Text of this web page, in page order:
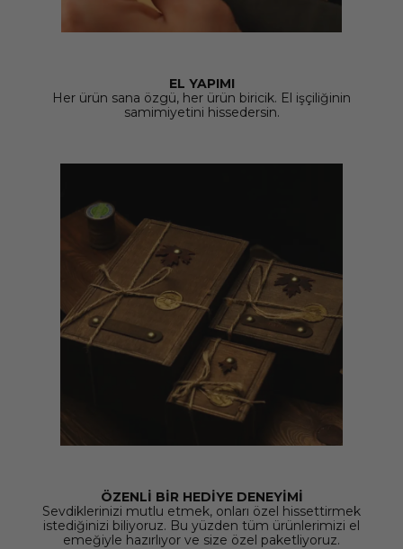
EL YAPIMI
Her ürün sana özgü, her ürün biricik. El işçiliğinin
samimiyetini hissedersin.
ÖZENLİ BİR HEDİYE DENEYİMİ
Sevdiklerinizi mutlu etmek, onları özel hissettirmek
istediğinizi biliyoruz. Bu yüzden tüm ürünlerimizi el
emeğiyle hazırlıyor ve size özel paketliyoruz.